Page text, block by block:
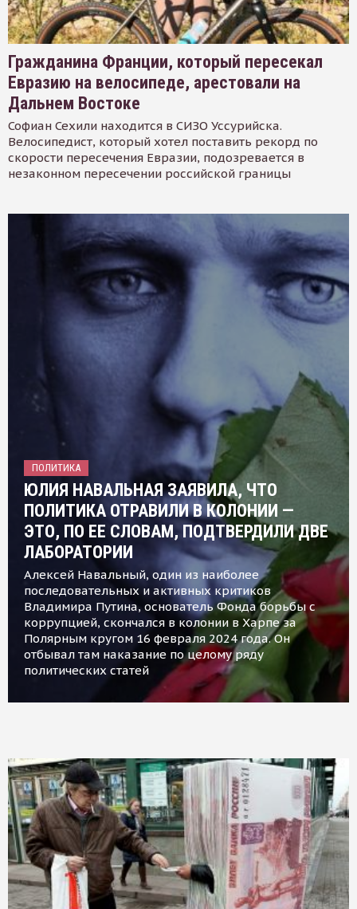
Гражданина Франции, который пересекал
Евразию на велосипеде, арестовали на
Дальнем Востоке
Софиан Сехили находится в СИЗО Уссурийска.
Велосипедист, который хотел поставить рекорд по
скорости пересечения Евразии, подозревается в
незаконном пересечении российской границы
ПОЛИТИКА
ЮЛИЯ НАВАЛЬНАЯ ЗАЯВИЛА, ЧТО
ПОЛИТИКА ОТРАВИЛИ В КОЛОНИИ —
ЭТО, ПО ЕЕ СЛОВАМ, ПОДТВЕРДИЛИ ДВЕ
ЛАБОРАТОРИИ
Алексей Навальный, один из наиболее
последовательных и активных критиков
Владимира Путина, основатель Фонда борьбы с
коррупцией, скончался в колонии в Харпе за
Полярным кругом 16 февраля 2024 года. Он
отбывал там наказание по целому ряду
политических статей